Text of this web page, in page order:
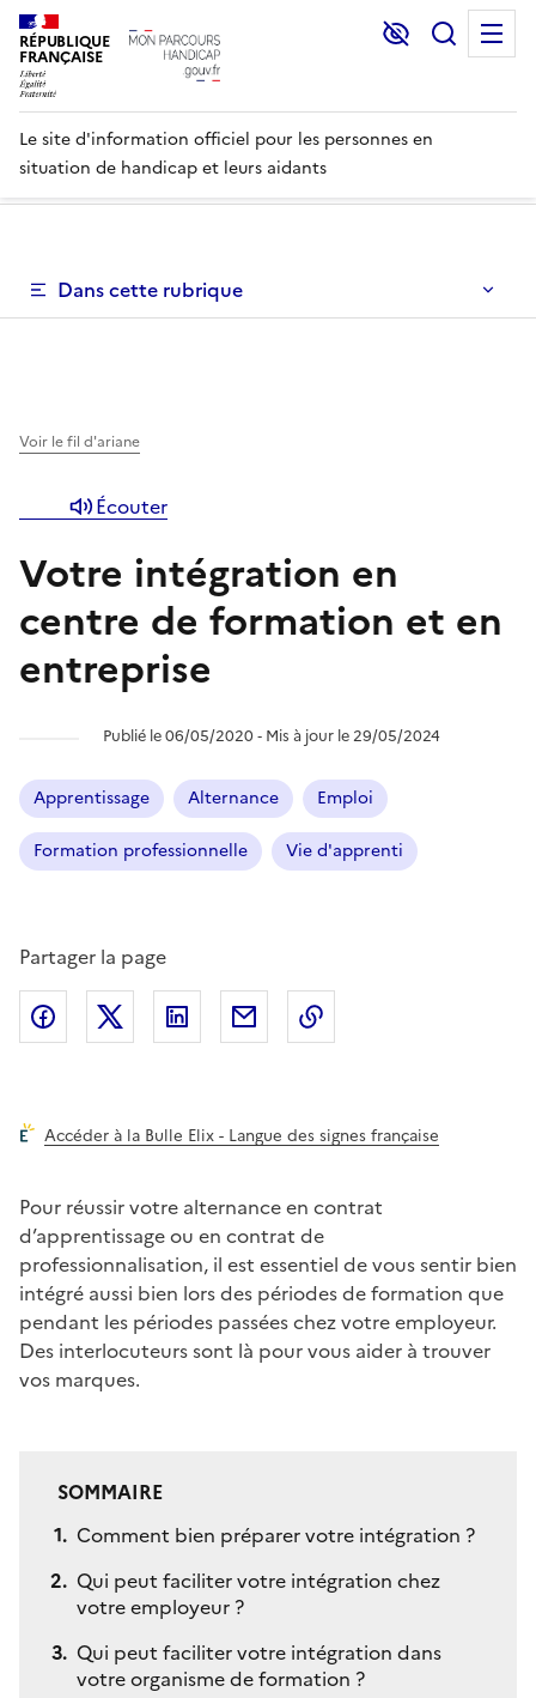
RÉPUBLIQUE
FRANÇAISE
Lecture et
Le site d'information officiel pour les personnes en
situation de handicap et leurs aidants
Un menu de navigation vous permettant de naviguer
Dans cette rubrique
Voir le fil d'ariane
Écouter
Votre intégration en
centre de formation et en
entreprise
Publié le 06/05/2020 ‐ Mis à jour le 29/05/2024
Apprentissage Alternance Emploi
Formation professionnelle Vie d'apprenti
Partager la page
Partager l'article surFacebook
Partager l'article sur X (anciennement
Partager l'article sur
Partager l'article par courriel
Accéder à la Bulle Elix - Langue des signes française
Pour réussir votre alternance en contrat
d’apprentissage ou en contrat de
professionnalisation, il est essentiel de vous sentir bien
intégré aussi bien lors des périodes de formation que
pendant les périodes passées chez votre employeur.
Des interlocuteurs sont là pour vous aider à trouver
vos marques.
SOMMAIRE
Comment bien préparer votre intégration ?
Qui peut faciliter votre intégration chez
votre employeur ?
Qui peut faciliter votre intégration dans
votre organisme de formation ?